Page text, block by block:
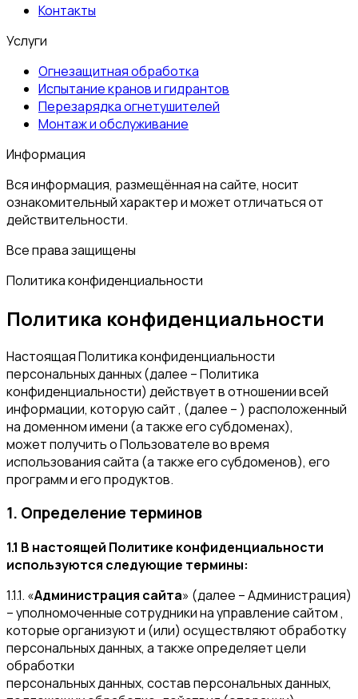
Контакты
Услуги
Огнезащитная обработка
Испытание кранов и гидрантов
Перезарядка огнетушителей
Монтаж и обслуживание
Информация
Вся информация, размещённая на сайте, носит
ознакомительный характер и может отличаться от
действительности.
Все права защищены
Политика конфиденциальности
Политика конфиденциальности
Настоящая Политика конфиденциальности
персональных данных (далее – Политика
конфиденциальности) действует в отношении всей
информации, которую сайт , (далее – ) расположенный
на доменном имени (а также его субдоменах),
может получить о Пользователе во время
использования сайта (а также его субдоменов), его
программ и его продуктов.
1. Определение терминов
1.1 В настоящей Политике конфиденциальности
используются следующие термины:
1.1.1. «Администрация сайта» (далее – Администрация)
– уполномоченные сотрудники на управление сайтом ,
которые организуют и (или) осуществляют обработку
персональных данных, а также определяет цели
обработки
персональных данных, состав персональных данных,